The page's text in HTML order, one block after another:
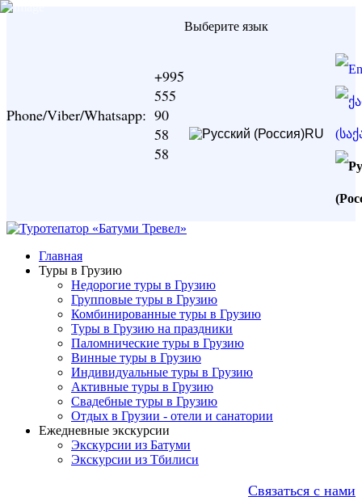
Phone/Viber/Whatsapp:
+995
555
90
58
58
Выберите язык
RU
Главная
Туры в Грузию
Недорогие туры в Грузию
Групповые туры в Грузию
Комбинированные туры в Грузию
Туры в Грузию на праздники
Паломнические туры в Грузию
Винные туры в Грузию
Индивидуальные туры в Грузию
Активные туры в Грузию
Свадебные туры в Грузию
Отдых в Грузии - отели и санатории
Ежедневные экскурсии
Экскурсии из Батуми
Экскурсии из Тбилиси
Связаться с нами